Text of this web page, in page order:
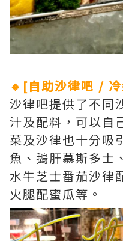
🔸[自助沙律吧 /
沙律吧提供了不同
汁及配料，可以自
菜及沙律也十分吸
魚、鵝肝慕斯多士
水牛芝士番茄沙律
火腿配蜜瓜等。